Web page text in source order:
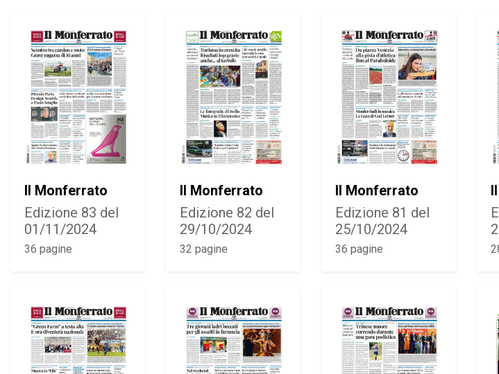
Il Monferrato
Edizione 83 del
01/11/2024
36 pagine
Il Monferrato
Edizione 82 del
29/10/2024
32 pagine
Il Monferrato
Edizione 81 del
25/10/2024
36 pagine